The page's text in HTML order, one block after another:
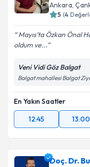
Ankara,
5 (4
Mayıs’ta Özkan Önal
oldum ve...
Veni Vidi Göz Balgat
Balgat mahallesi Balgat
En Yakın Saatler
12:45
13:00
Doç. Dr.